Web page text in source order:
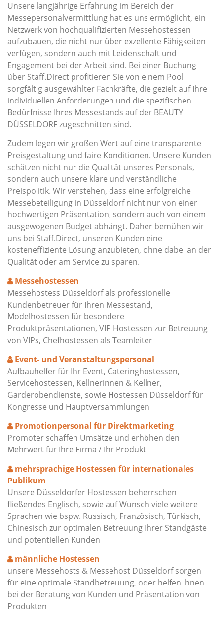
Unsere langjährige Erfahrung im Bereich der
Messepersonalvermittlung hat es uns ermöglicht, ein
Netzwerk von hochqualifizierten Messehostessen
aufzubauen, die nicht nur über exzellente Fähigkeiten
verfügen, sondern auch mit Leidenschaft und
Engagement bei der Arbeit sind. Bei einer Buchung
über Staff.Direct profitieren Sie von einem Pool
sorgfältig ausgewählter Fachkräfte, die gezielt auf Ihre
individuellen Anforderungen und die spezifischen
Bedürfnisse Ihres Messestands auf der BEAUTY
DÜSSELDORF zugeschnitten sind.
Zudem legen wir großen Wert auf eine transparente
Preisgestaltung und faire Konditionen. Unsere Kunden
schätzen nicht nur die Qualität unseres Personals,
sondern auch unsere klare und verständliche
Preispolitik. Wir verstehen, dass eine erfolgreiche
Messebeteiligung in Düsseldorf nicht nur von einer
hochwertigen Präsentation, sondern auch von einem
ausgewogenen Budget abhängt. Daher bemühen wir
uns bei Staff.Direct, unseren Kunden eine
kosteneffiziente Lösung anzubieten, ohne dabei an der
Qualität oder am Service zu sparen.
Messehostessen
Messehostess Düsseldorf als professionelle
Kundenbetreuer für Ihren Messestand,
Modelhostessen für besondere
Produktpräsentationen, VIP Hostessen zur Betreuung
von VIPs, Chefhostessen als Teamleiter
Event- und Veranstaltungspersonal
Aufbauhelfer für Ihr Event, Cateringhostessen,
Servicehostessen, Kellnerinnen & Kellner,
Garderobendienste, sowie Hostessen Düsseldorf für
Kongresse und Hauptversammlungen
Promotionpersonal für Direktmarketing
Promoter schaffen Umsätze und erhöhen den
Mehrwert für Ihre Firma / Ihr Produkt
mehrsprachige Hostessen für internationales
Publikum
Unsere Düsseldorfer Hostessen beherrschen
fließendes Englisch, sowie auf Wunsch viele weitere
Sprachen wie bspw. Russisch, Französisch, Türkisch,
Chinesisch zur optimalen Betreuung Ihrer Standgäste
und potentiellen Kunden
männliche Hostessen
unsere Messehosts & Messehost Düsseldorf sorgen
für eine optimale Standbetreuung, oder helfen Ihnen
bei der Beratung von Kunden und Präsentation von
Produkten